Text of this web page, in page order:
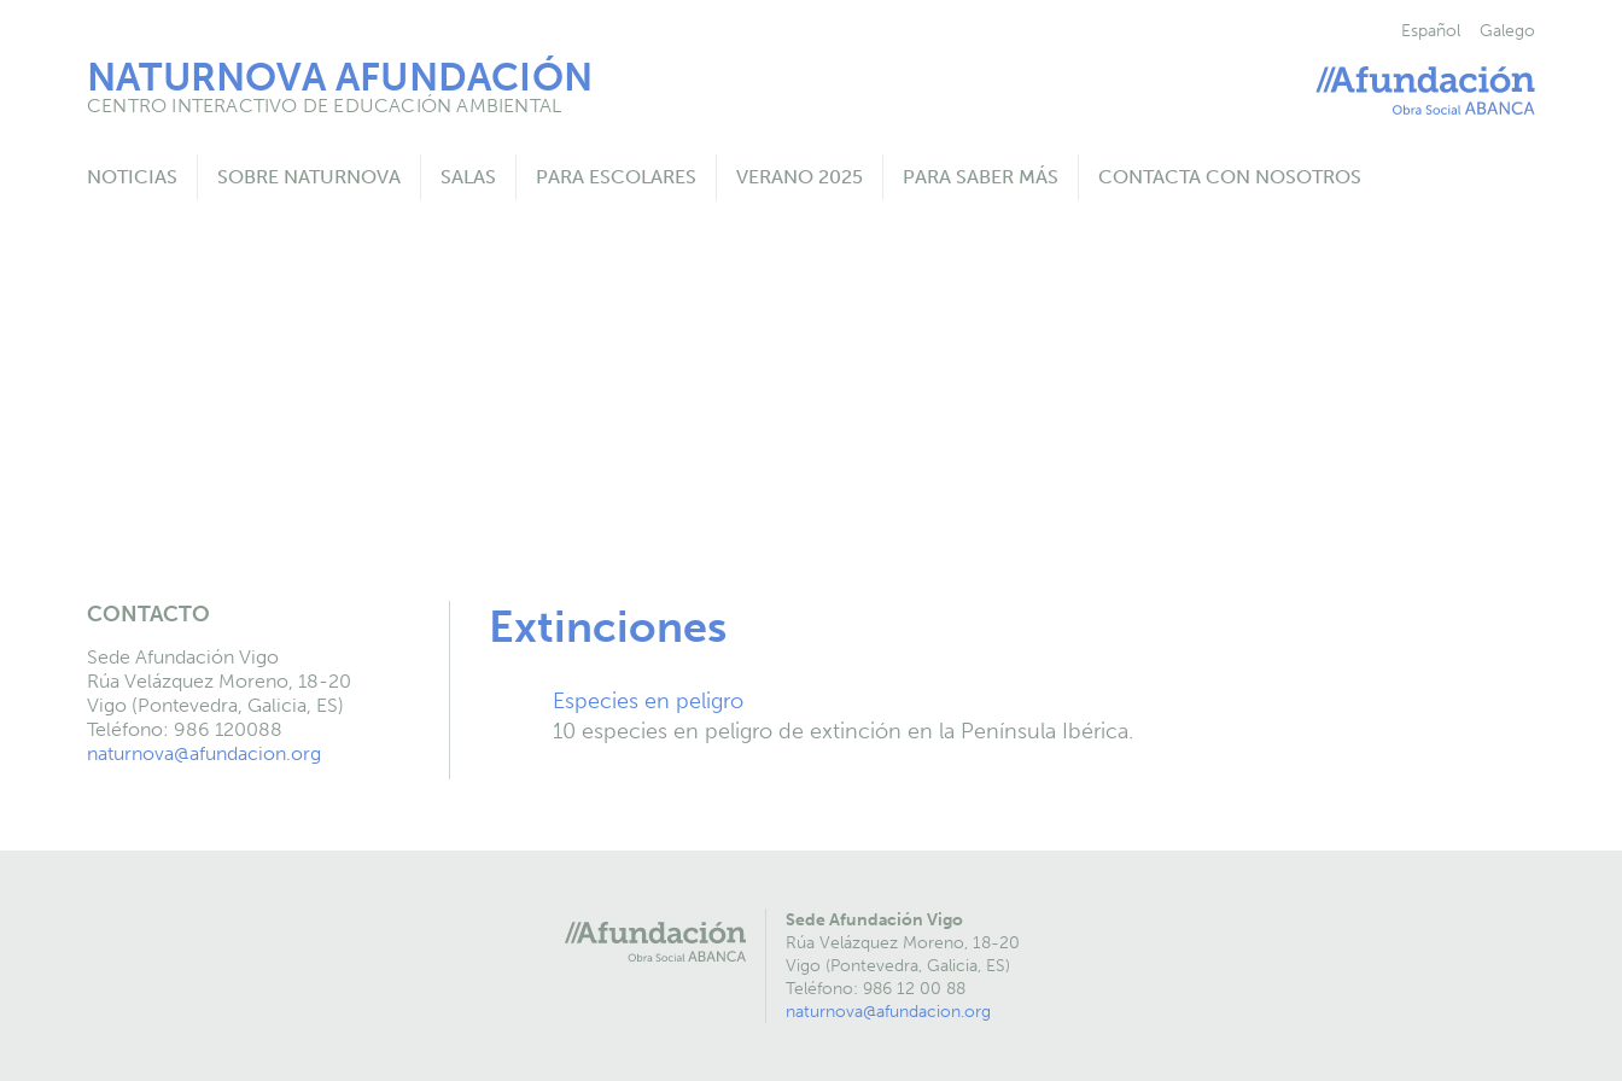
NATURNOVA AFUNDACIÓN
CENTRO INTERACTIVO DE EDUCACIÓN AMBIENTAL
Galego
Español
NOTICIAS SOBRE NATURNOVA SALAS PARA ESCOLARES VERANO 2025 PARA SABER MÁS CONTACTA CON NOSOTROS
Extinciones
Especies en peligro
10 especies en peligro de extinción en la Península Ibérica.
CONTACTO
Sede Afundación Vigo
Rúa Velázquez Moreno, 18-20
Vigo (Pontevedra, Galicia, ES)
Teléfono: 986 120088
naturnova@afundacion.org
Sede Afundación Vigo
Rúa Velázquez Moreno, 18-20
Vigo (Pontevedra, Galicia, ES)
Teléfono: 986 12 00 88
naturnova@afundacion.org